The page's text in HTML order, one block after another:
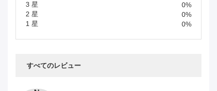
3 星
0%
2 星
0%
1 星
0%
すべてのレビュー